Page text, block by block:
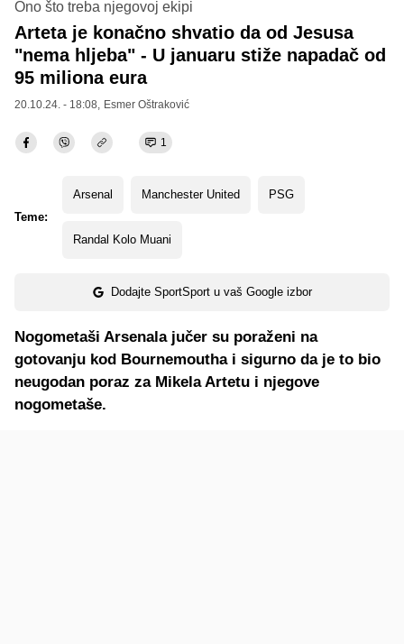
Ono što treba njegovoj ekipi
Arteta je konačno shvatio da od Jesusa
"nema hljeba" - U januaru stiže napadač od
95 miliona eura
20.10.24. - 18:08, Esmer Oštraković
1
Teme:
Arsenal Manchester United PSG
Randal Kolo Muani
Dodajte SportSport u vaš Google izbor
Nogometaši Arsenala jučer su poraženi na
gotovanju kod Bournemoutha i sigurno da je to bio
neugodan poraz za Mikela Artetu i njegove
nogometaše.